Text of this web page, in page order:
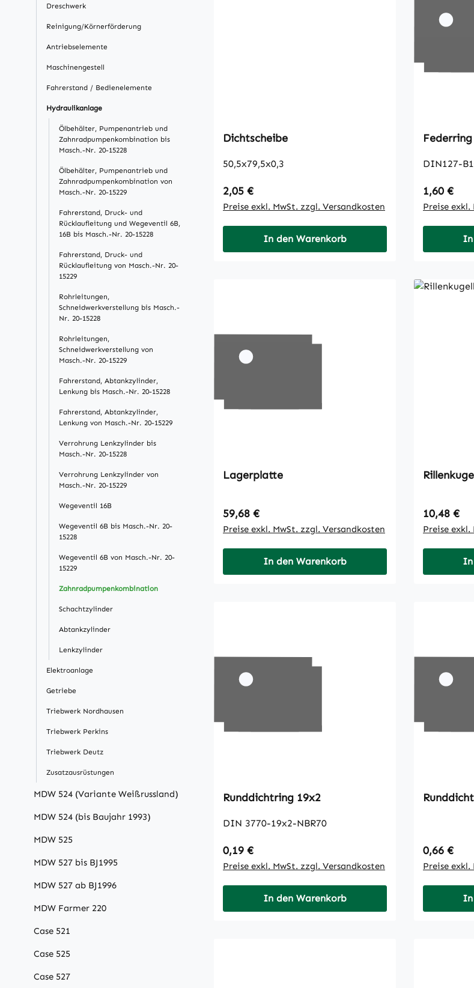
Dreschwerk
Reinigung/Körnerförderung
Antriebselemente
Maschinengestell
Fahrerstand / Bedienelemente
Hydraulikanlage
Ölbehälter, Pumpenantrieb und
Zahnradpumpenkombination bis
Masch.-Nr. 20-15228
Ölbehälter, Pumpenantrieb und
Zahnradpumpenkombination von
Masch.-Nr. 20-15229
Fahrerstand, Druck- und
Rücklaufleitung und Wegeventil 6B,
16B bis Masch.-Nr. 20-15228
Fahrerstand, Druck- und
Rücklaufleitung von Masch.-Nr. 20-
15229
Rohrleitungen,
Schneidwerkverstellung bis Masch.-
Nr. 20-15228
Rohrleitungen,
Schneidwerkverstellung von
Masch.-Nr. 20-15229
Fahrerstand, Abtankzylinder,
Lenkung bis Masch.-Nr. 20-15228
Fahrerstand, Abtankzylinder,
Lenkung von Masch.-Nr. 20-15229
Verrohrung Lenkzylinder bis
Masch.-Nr. 20-15228
Verrohrung Lenkzylinder von
Masch.-Nr. 20-15229
Wegeventil 16B
Wegeventil 6B bis Masch.-Nr. 20-
15228
Wegeventil 6B von Masch.-Nr. 20-
15229
Zahnradpumpenkombination
Schachtzylinder
Abtankzylinder
Lenkzylinder
Elektroanlage
Getriebe
Triebwerk Nordhausen
Triebwerk Perkins
Triebwerk Deutz
Zusatzausrüstungen
MDW 524 (Variante Weißrussland)
MDW 524 (bis Baujahr 1993)
MDW 525
MDW 527 bis BJ1995
MDW 527 ab BJ1996
MDW Farmer 220
Case 521
Case 525
Case 527
Dichtscheibe
50,5x79,5x0,3
Regulärer Preis:
2,05 €
Preise exkl. MwSt. zzgl. Versandkosten
In den Warenkorb
DIN127-
Regulärer
1,60 €
Preise exkl.
In
Lagerplatte
Regulärer Preis:
59,68 €
Preise exkl. MwSt. zzgl. Versandkosten
In den Warenkorb
Regulärer
10,48 €
Preise exkl.
In
Runddichtring 19x2
DIN 3770-19x2-NBR70
Regulärer Preis:
0,19 €
Preise exkl. MwSt. zzgl. Versandkosten
In den Warenkorb
Regulärer
0,66 €
Preise exkl.
In